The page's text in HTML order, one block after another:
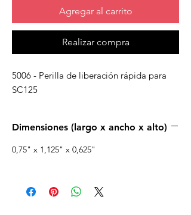
Agregar al carrito
Realizar compra
5006 - Perilla de liberación rápida para
SC125
Dimensiones (largo x ancho x alto)
0,75" x 1,125" x 0,625"